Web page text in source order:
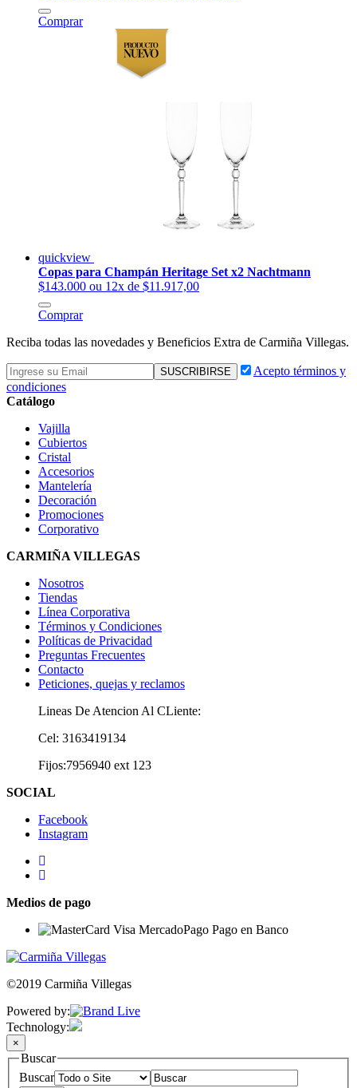
Comprar
quickview
Copas para Champán Heritage Set x2 Nachtmann
$143.000 ou 12x de $11.917,00
Comprar
Reciba todas las novedades y Beneficios Extra de Carmiña Villegas.
Acepto términos y
condiciones
Catálogo
Vajilla
Cubiertos
Cristal
Accesorios
Mantelería
Decoración
Promociones
Corporativo
CARMIÑA VILLEGAS
Nosotros
Tiendas
Línea Corporativa
Términos y Condiciones
Políticas de Privacidad
Preguntas Frecuentes
Contacto
Peticiones, quejas y reclamos
Lineas De Atencion Al CLiente:
Cel: 3163419134
Fijos:7956940 ext 123
SOCIAL
Facebook
Instagram
Medios de pago
©2019 Carmiña Villegas
Powered by:
Technology:
×
Buscar
Buscar